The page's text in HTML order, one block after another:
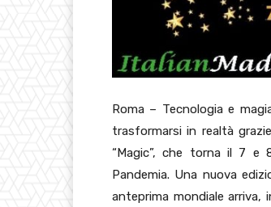
Roma – Tecnologia e
trasformarsi in realtà
“Magic”, che torna il 7 e
Pandemia. Una nuova
anteprima mondiale arriva,